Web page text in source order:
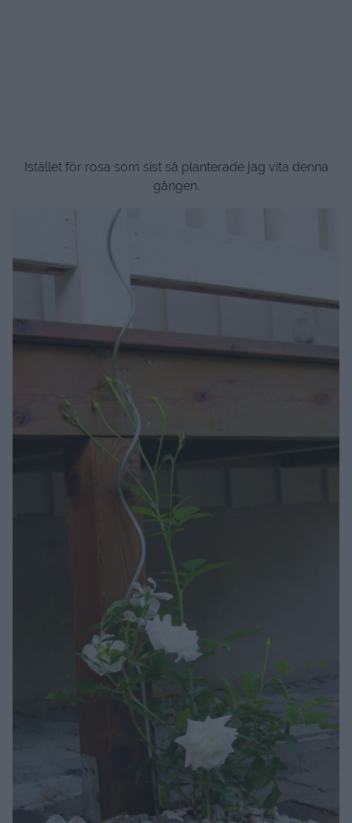
Istället för rosa som sist så planterade jag vita denna
gången.